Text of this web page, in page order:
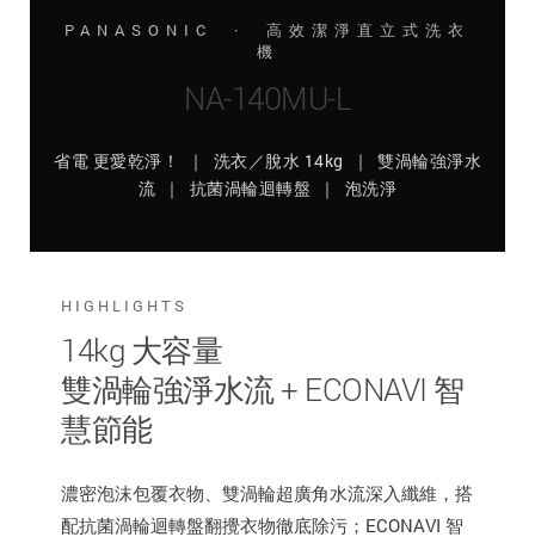
PANASONIC · 高效潔淨直立式洗衣
機
NA-140MU-L
省電 更愛乾淨！ ｜ 洗衣／脫水 14kg ｜ 雙渦輪強淨水
流 ｜ 抗菌渦輪迴轉盤 ｜ 泡洗淨
HIGHLIGHTS
14kg 大容量
雙渦輪強淨水流 + ECONAVI 智
慧節能
濃密泡沫包覆衣物、雙渦輪超廣角水流深入纖維，搭
配抗菌渦輪迴轉盤翻攪衣物徹底除污；ECONAVI 智